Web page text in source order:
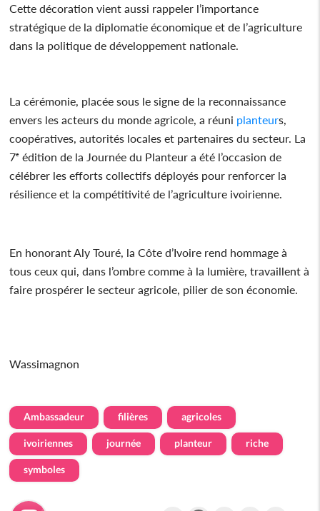
Cette décoration vient aussi rappeler l’importance
stratégique de la diplomatie économique et de l’agriculture
dans la politique de développement nationale.
La cérémonie, placée sous le signe de la reconnaissance
envers les acteurs du monde agricole, a réuni planteurs,
coopératives, autorités locales et partenaires du secteur. La
7ᵉ édition de la Journée du Planteur a été l’occasion de
célébrer les efforts collectifs déployés pour renforcer la
résilience et la compétitivité de l’agriculture ivoirienne.
En honorant Aly Touré, la Côte d’Ivoire rend hommage à
tous ceux qui, dans l’ombre comme à la lumière, travaillent à
faire prospérer le secteur agricole, pilier de son économie.
Wassimagnon
Ambassadeur filières agricoles
ivoiriennes journée planteur riche
symboles